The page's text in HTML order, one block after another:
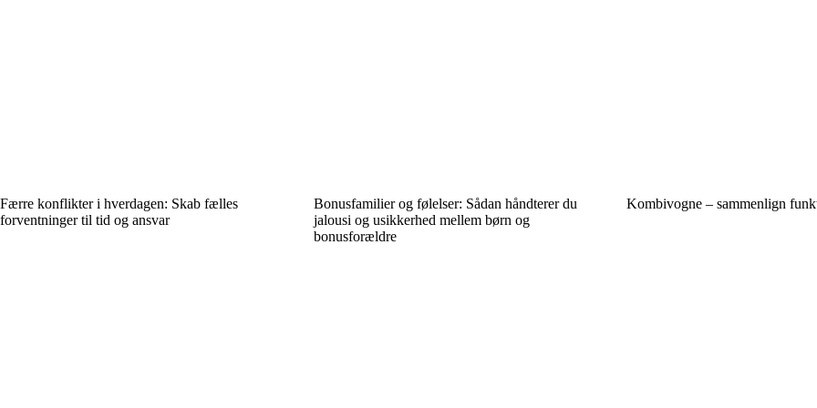
Færre konflikter i hverdagen: Skab fælles
forventninger til tid og ansvar
Bonusfamilier og følelser: Sådan håndterer du
jalousi og usikkerhed mellem børn og
bonusforældre
Kombivogne – sammenlign